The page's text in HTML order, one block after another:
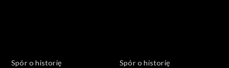
Spór o historię
Spór o historię